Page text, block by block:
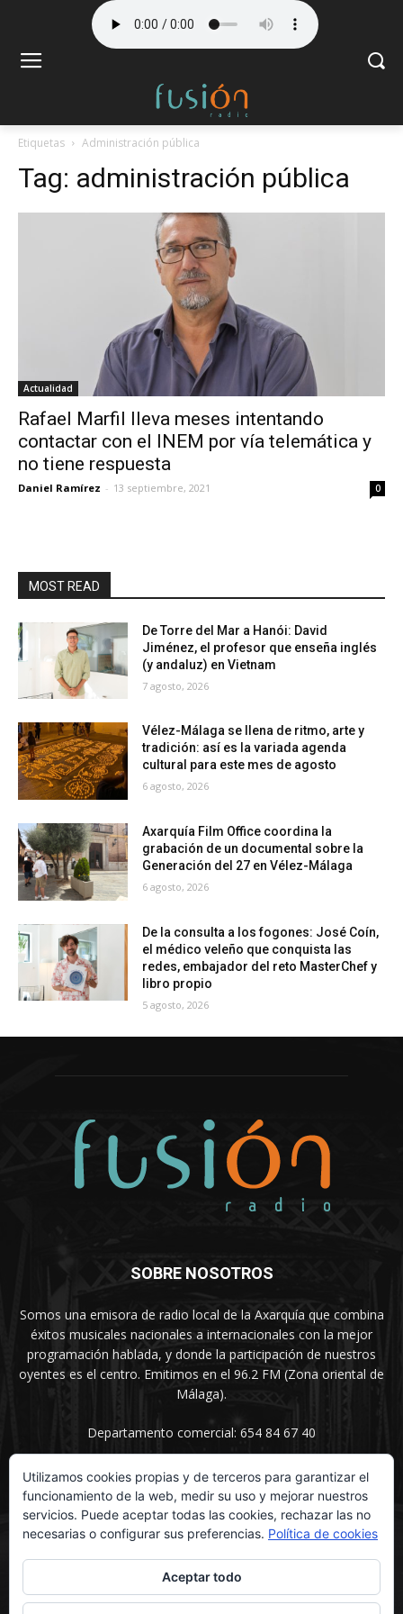
Etiquetas Administración pública
Tag: administración pública
Actualidad
Rafael Marfil lleva meses intentando
contactar con el INEM por vía telemática y
no tiene respuesta
Daniel Ramírez - 13 septiembre, 2021 0
MOST READ
De Torre del Mar a Hanói: David
Jiménez, el profesor que enseña inglés
(y andaluz) en Vietnam
7 agosto, 2026
Vélez-Málaga se llena de ritmo, arte y
tradición: así es la variada agenda
cultural para este mes de agosto
6 agosto, 2026
Axarquía Film Office coordina la
grabación de un documental sobre la
Generación del 27 en Vélez-Málaga
6 agosto, 2026
De la consulta a los fogones: José Coín,
el médico veleño que conquista las
redes, embajador del reto MasterChef y
libro propio
5 agosto, 2026
SOBRE NOSOTROS
Somos una emisora de radio local de la Axarquía que combina
éxitos musicales nacionales a internacionales con la mejor
programación hablada, y donde la participación de nuestros
oyentes es el centro. Emitimos en el 96.2 FM (Zona oriental de
Málaga).
Departamento comercial: 654 84 67 40
SÍGUENOS
Utilizamos cookies propias y de terceros para garantizar el
funcionamiento de la web, medir su uso y mejorar nuestros
servicios. Puede aceptar todas las cookies, rechazar las no
necesarias o configurar sus preferencias. Política de cookies
Aceptar todo